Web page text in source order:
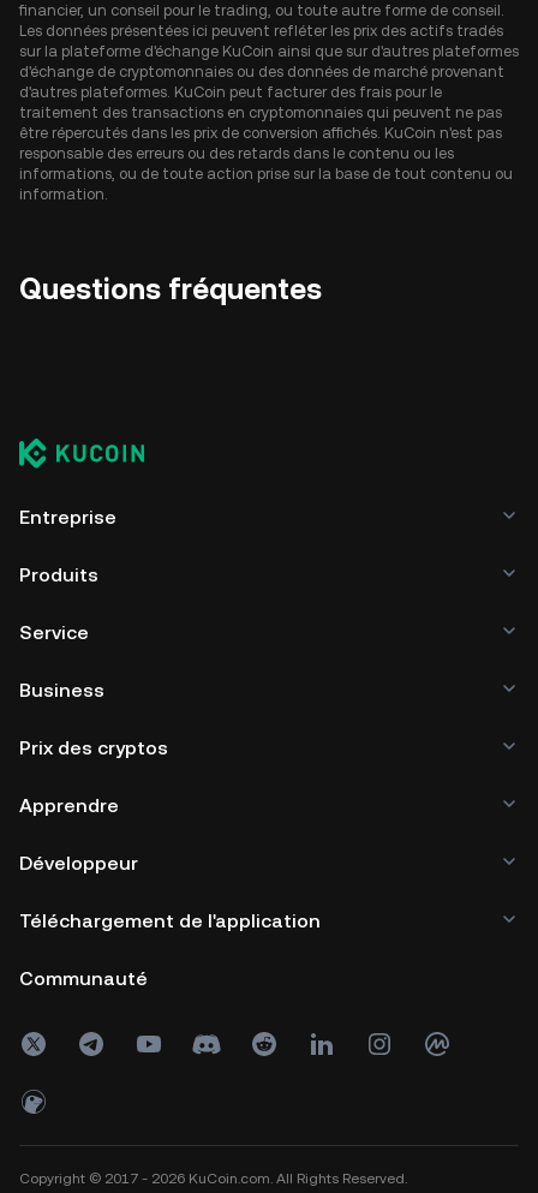
financier, un conseil pour le trading, ou toute autre forme de conseil.
Les données présentées ici peuvent refléter les prix des actifs tradés
sur la plateforme d'échange KuCoin ainsi que sur d'autres plateformes
d'échange de cryptomonnaies ou des données de marché provenant
d'autres plateformes. KuCoin peut facturer des frais pour le
traitement des transactions en cryptomonnaies qui peuvent ne pas
être répercutés dans les prix de conversion affichés. KuCoin n'est pas
responsable des erreurs ou des retards dans le contenu ou les
informations, ou de toute action prise sur la base de tout contenu ou
information.
Questions fréquentes
Entreprise
Produits
Service
Business
Prix des cryptos
Apprendre
Développeur
Téléchargement de l'application
Communauté
Copyright © 2017 - 2026 KuCoin.com. All Rights Reserved.